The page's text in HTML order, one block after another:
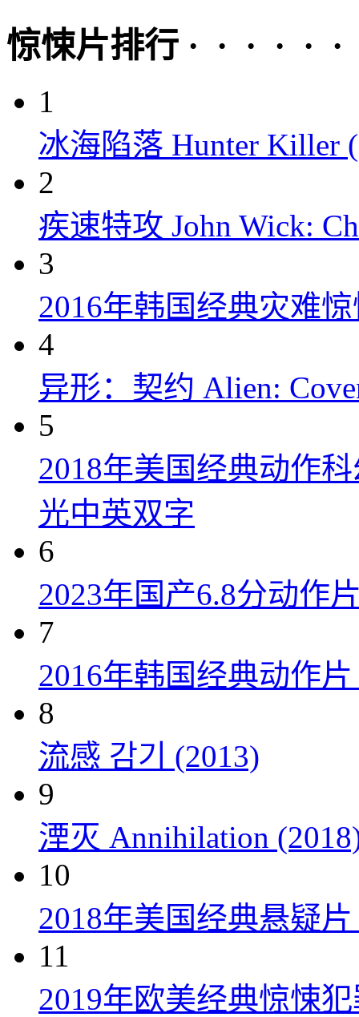
惊悚片排行 · · · · · ·
1
冰海陷落 Hunter Killer
2
疾速特攻 John Wick:
3
2016年韩国经典灾难
4
异形：契约 Alien:
5
2018年美国经典动作
光中英双字
6
2023年国产6.8分动作
7
2016年韩国经典动作
8
流感 감기 (2013)
9
湮灭 Annihilation
10
2018年美国经典悬疑
11
2019年欧美经典惊悚